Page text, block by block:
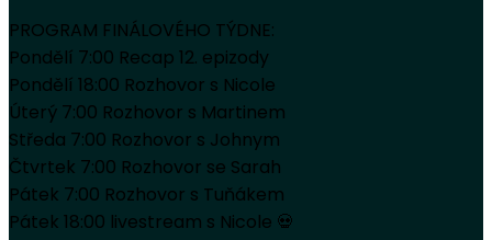
PROGRAM FINÁLOVÉHO TÝDNE:
Pondělí 7:00 Recap 12. epizody
Pondělí 18:00 Rozhovor s Nicole
Úterý 7:00 Rozhovor s Martinem
Středa 7:00 Rozhovor s Johnym
Čtvrtek 7:00 Rozhovor se Sarah
Pátek 7:00 Rozhovor s Tuňákem
Pátek 18:00 livestream s Nicole 💀